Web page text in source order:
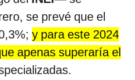
se prevé que el
y para este 2024
apenas superaría el